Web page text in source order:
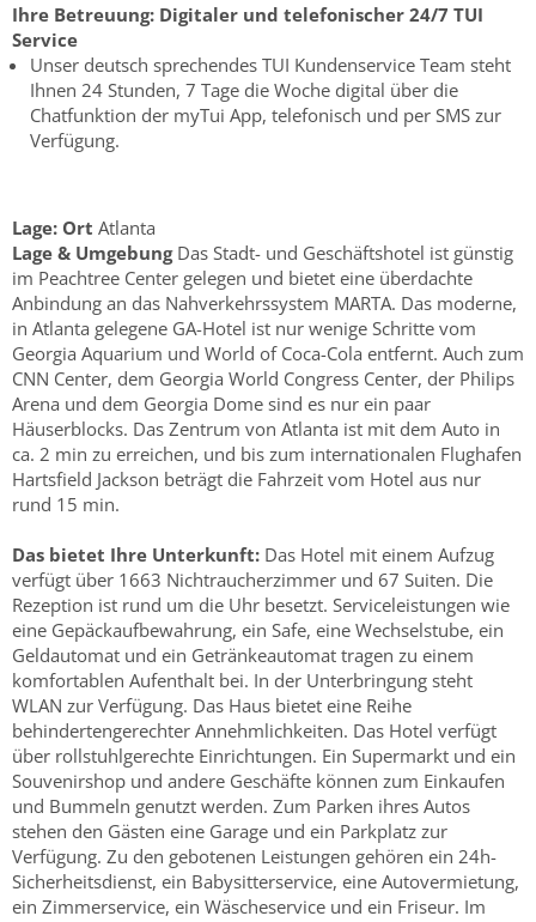
Ihre Betreuung: Digitaler und telefonischer 24/7 TUI
Service
Unser deutsch sprechendes TUI Kundenservice Team steht
Ihnen 24 Stunden, 7 Tage die Woche digital über die
Chatfunktion der myTui App, telefonisch und per SMS zur
Verfügung.
Lage: Ort Atlanta
Lage & UmgebungDas Stadt- und Geschäftshotel ist günstig
im Peachtree Center gelegen und bietet eine überdachte
Anbindung an das Nahverkehrssystem MARTA. Das moderne,
in Atlanta gelegene GA-Hotel ist nur wenige Schritte vom
Georgia Aquarium und World of Coca-Cola entfernt. Auch zum
CNN Center, dem Georgia World Congress Center, der Philips
Arena und dem Georgia Dome sind es nur ein paar
Häuserblocks. Das Zentrum von Atlanta ist mit dem Auto in
ca. 2 min zu erreichen, und bis zum internationalen Flughafen
Hartsfield Jackson beträgt die Fahrzeit vom Hotel aus nur
rund 15 min.
Das bietet Ihre Unterkunft: Das Hotel mit einem Aufzug
verfügt über 1663 Nichtraucherzimmer und 67 Suiten. Die
Rezeption ist rund um die Uhr besetzt. Serviceleistungen wie
eine Gepäckaufbewahrung, ein Safe, eine Wechselstube, ein
Geldautomat und ein Getränkeautomat tragen zu einem
komfortablen Aufenthalt bei. In der Unterbringung steht
WLAN zur Verfügung. Das Haus bietet eine Reihe
behindertengerechter Annehmlichkeiten. Das Hotel verfügt
über rollstuhlgerechte Einrichtungen. Ein Supermarkt und ein
Souvenirshop und andere Geschäfte können zum Einkaufen
und Bummeln genutzt werden. Zum Parken ihres Autos
stehen den Gästen eine Garage und ein Parkplatz zur
Verfügung. Zu den gebotenen Leistungen gehören ein 24h-
Sicherheitsdienst, ein Babysitterservice, eine Autovermietung,
ein Zimmerservice, ein Wäscheservice und ein Friseur. Im